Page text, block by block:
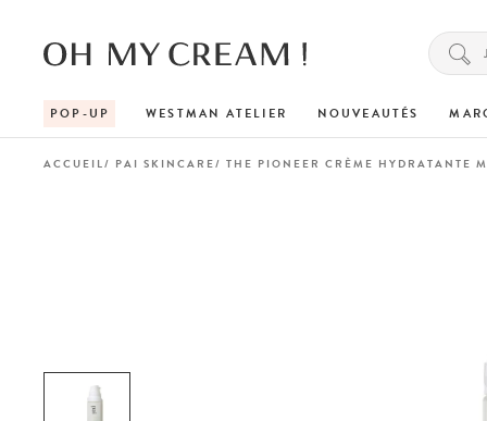
POP-UP WESTMAN ATELIER NOUVEAUTÉS
ACCUEIL PAI SKINCARE THE PIONEER CRÈME HYDRATANTE